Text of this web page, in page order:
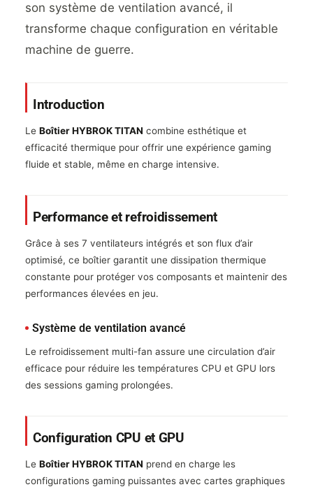
son système de ventilation avancé, il
transforme chaque configuration en véritable
machine de guerre.
Introduction
Le Boîtier HYBROK TITAN combine esthétique et
efficacité thermique pour offrir une expérience gaming
fluide et stable, même en charge intensive.
Performance et refroidissement
Grâce à ses 7 ventilateurs intégrés et son flux d’air
optimisé, ce boîtier garantit une dissipation thermique
constante pour protéger vos composants et maintenir des
performances élevées en jeu.
Système de ventilation avancé
Le refroidissement multi-fan assure une circulation d’air
efficace pour réduire les températures CPU et GPU lors
des sessions gaming prolongées.
Configuration CPU et GPU
Le Boîtier HYBROK TITAN prend en charge les
configurations gaming puissantes avec cartes graphiques